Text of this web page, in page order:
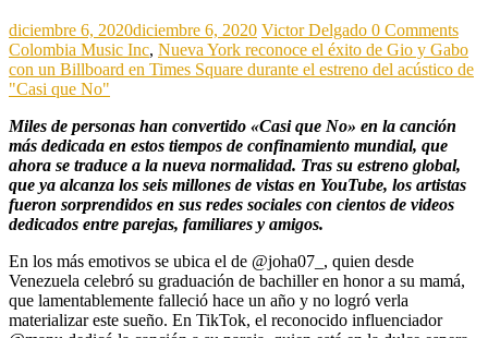
diciembre 6, 2020diciembre 6, 2020 Victor Delgado 0 Comments
Colombia Music Inc, Nueva York reconoce el éxito de Gio y Gabo
con un Billboard en Times Square durante el estreno del acústico de
"Casi que No"
Miles de personas han convertido «Casi que No» en la canción
más dedicada en estos tiempos de confinamiento mundial, que
ahora se traduce a la nueva normalidad. Tras su estreno global,
que ya alcanza los seis millones de vistas en YouTube, los artistas
fueron sorprendidos en sus redes sociales con cientos de videos
dedicados entre parejas, familiares y amigos.
En los más emotivos se ubica el de @joha07_, quien desde
Venezuela celebró su graduación de bachiller en honor a su mamá,
que lamentablemente falleció hace un año y no logró verla
materializar este sueño. En TikTok, el reconocido influenciador